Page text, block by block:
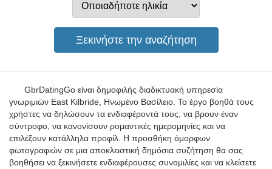
GbrDatingGo είναι δημοφιλής διαδικτυακή υπηρεσία
γνωριμιών East Kilbride, Ηνωμένο Βασίλειο. Το έργο βοηθά τους
χρήστες να δηλώσουν τα ενδιαφέροντά τους, να βρουν έναν
σύντροφο, να κανονίσουν ρομαντικές ημερομηνίες και να
επιλέξουν κατάλληλα προφίλ. Η προσθήκη όμορφων
φωτογραφιών σε μια αποκλειστική δημόσια συζήτηση θα σας
βοηθήσει να ξεκινήσετε ενδιαφέρουσες συνομιλίες και να κλείσετε